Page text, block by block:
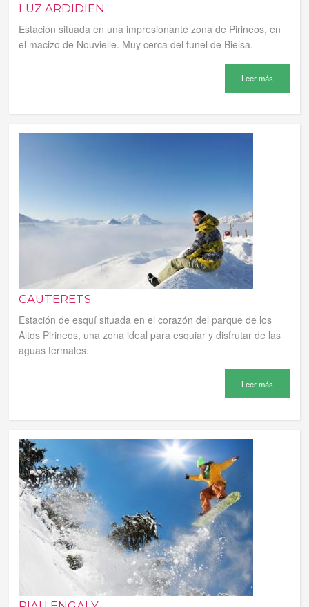
LUZ ARDIDIEN
Estación situada en una impresionante zona de Pirineos, en
el macizo de Nouvielle. Muy cerca del tunel de Bielsa.
Leer más
CAUTERETS
Estación de esquí situada en el corazón del parque de los
Altos Pirineos, una zona ideal para esquiar y disfrutar de las
aguas termales.
Leer más